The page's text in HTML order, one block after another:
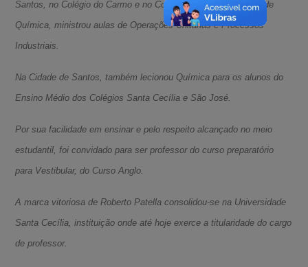
Santos, no Colégio do Carmo e no Colégio Santista. No curso de
Química, ministrou aulas de Operações Unitárias e Processos
Industriais.
Na Cidade de Santos, também lecionou Química para os alunos do
Ensino Médio dos Colégios Santa Cecília e São José.
Por sua facilidade em ensinar e pelo respeito alcançado no meio
estudantil, foi convidado para ser professor do curso preparatório
para Vestibular, do Curso Anglo.
A marca vitoriosa de Roberto Patella consolidou-se na Universidade
Santa Cecília, instituição onde até hoje exerce a titularidade do cargo
de professor.